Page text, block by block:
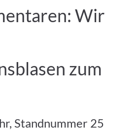
Wir
zum
Standnummer 25